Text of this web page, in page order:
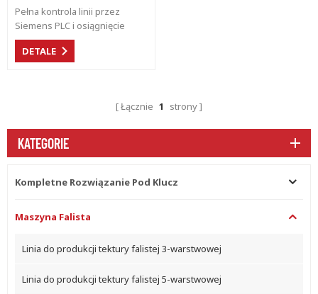
Pełna kontrola linii przez
Siemens PLC i osiągnięcie
synchronicznej kontroli z
laminatorem. Elastyczna
DETALE
Łącznie 1 strony
KATEGORIE
Kompletne Rozwiązanie Pod Klucz
Maszyna Falista
Linia do produkcji tektury falistej 3-warstwowej
Linia do produkcji tektury falistej 5-warstwowej